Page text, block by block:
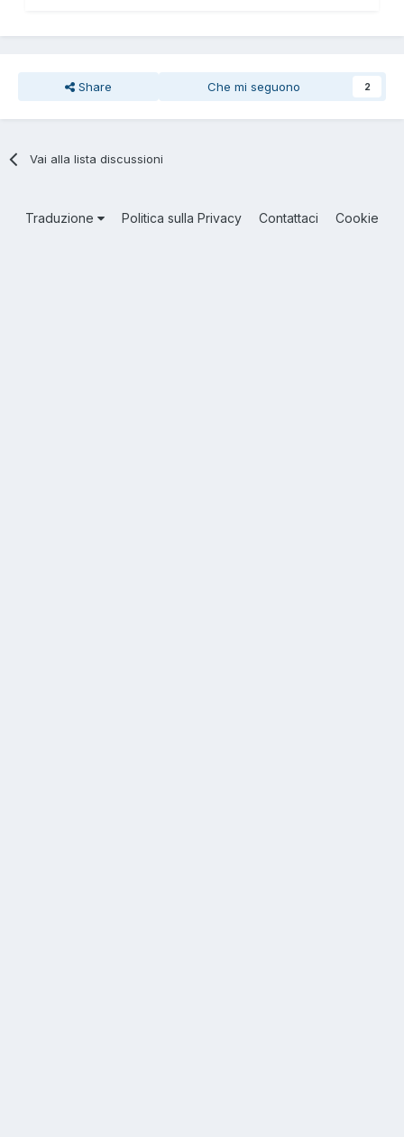
Share Che mi seguono 2
Vai alla lista discussioni
Traduzione Politica sulla Privacy Contattaci Cookie